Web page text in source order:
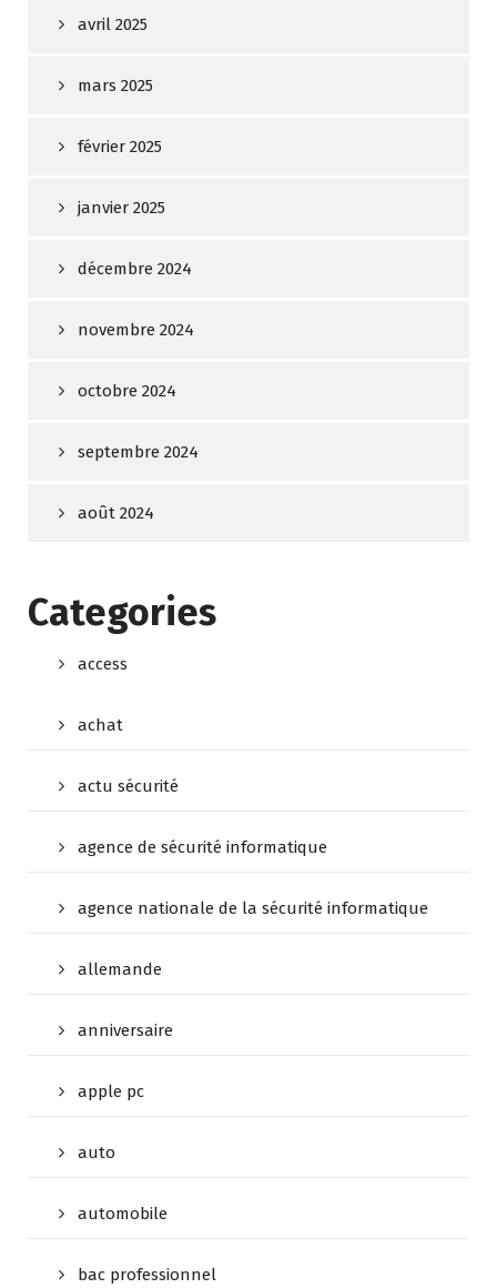
avril 2025
mars 2025
février 2025
janvier 2025
décembre 2024
novembre 2024
octobre 2024
septembre 2024
août 2024
Categories
access
achat
actu sécurité
agence de sécurité informatique
agence nationale de la sécurité informatique
allemande
anniversaire
apple pc
auto
automobile
bac professionnel